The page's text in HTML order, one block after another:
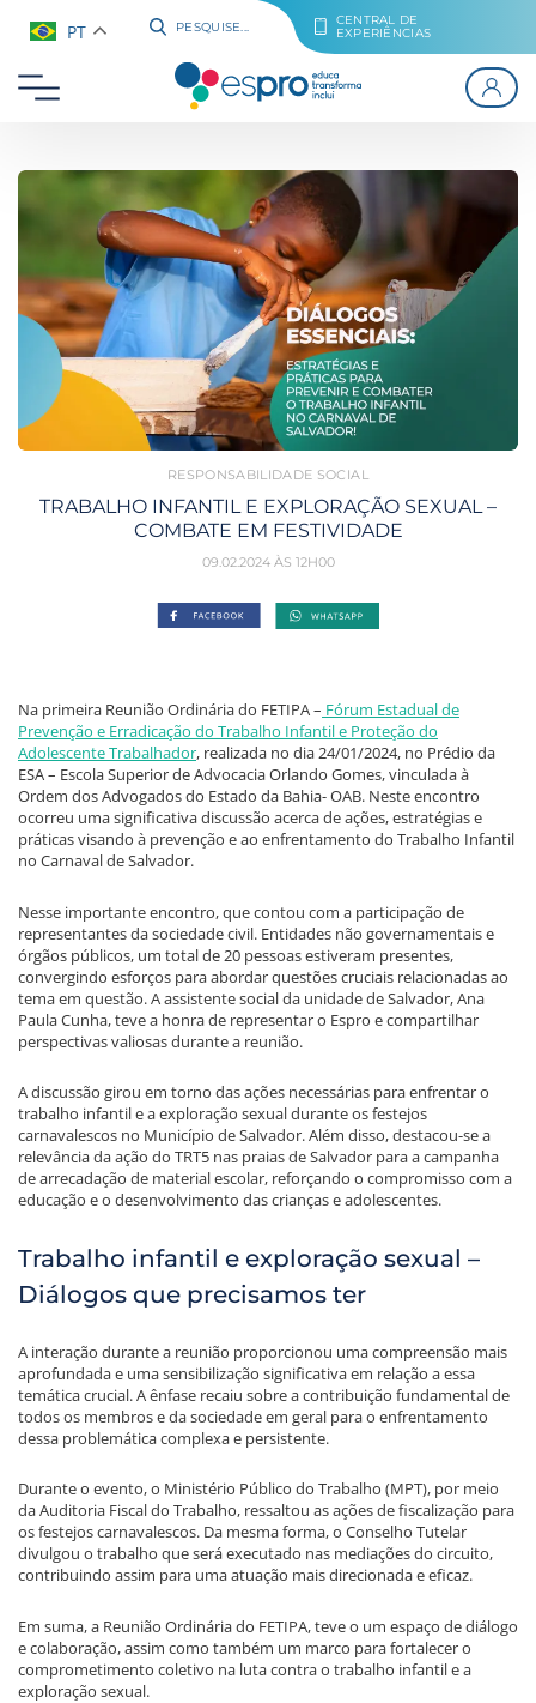
PT PESQUISE...
CENTRAL DE
EXPERIÊNCIAS
RESPONSABILIDADE SOCIAL
TRABALHO INFANTIL E EXPLORAÇÃO SEXUAL –
COMBATE EM FESTIVIDADE
09.02.2024 ÀS 12H00
Na primeira Reunião Ordinária do FETIPA – Fórum Estadual de
Prevenção e Erradicação do Trabalho Infantil e Proteção do
Adolescente Trabalhador, realizada no dia 24/01/2024, no Prédio da
ESA – Escola Superior de Advocacia Orlando Gomes, vinculada à
Ordem dos Advogados do Estado da Bahia- OAB. Neste encontro
ocorreu uma significativa discussão acerca de ações, estratégias e
práticas visando à prevenção e ao enfrentamento do Trabalho Infantil
no Carnaval de Salvador.
Nesse importante encontro, que contou com a participação de
representantes da sociedade civil. Entidades não governamentais e
órgãos públicos, um total de 20 pessoas estiveram presentes,
convergindo esforços para abordar questões cruciais relacionadas ao
tema em questão. A assistente social da unidade de Salvador, Ana
Paula Cunha, teve a honra de representar o Espro e compartilhar
perspectivas valiosas durante a reunião.
A discussão girou em torno das ações necessárias para enfrentar o
trabalho infantil e a exploração sexual durante os festejos
carnavalescos no Município de Salvador. Além disso, destacou-se a
relevância da ação do TRT5 nas praias de Salvador para a campanha
de arrecadação de material escolar, reforçando o compromisso com a
educação e o desenvolvimento das crianças e adolescentes.
Trabalho infantil e exploração sexual –
Diálogos que precisamos ter
A interação durante a reunião proporcionou uma compreensão mais
aprofundada e uma sensibilização significativa em relação a essa
temática crucial. A ênfase recaiu sobre a contribuição fundamental de
todos os membros e da sociedade em geral para o enfrentamento
dessa problemática complexa e persistente.
Durante o evento, o Ministério Público do Trabalho (MPT), por meio
da Auditoria Fiscal do Trabalho, ressaltou as ações de fiscalização para
os festejos carnavalescos. Da mesma forma, o Conselho Tutelar
divulgou o trabalho que será executado nas mediações do circuito,
contribuindo assim para uma atuação mais direcionada e eficaz.
Em suma, a Reunião Ordinária do FETIPA, teve o um espaço de diálogo
e colaboração, assim como também um marco para fortalecer o
comprometimento coletivo na luta contra o trabalho infantil e a
exploração sexual.